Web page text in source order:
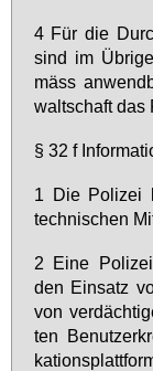
4 Für die
sind im
mäss
walt­schaft das
§ 32 f
1 Die Po­li­zei
tech­ni­schen
2 Ei­ne
den Ein­satz
von
ten